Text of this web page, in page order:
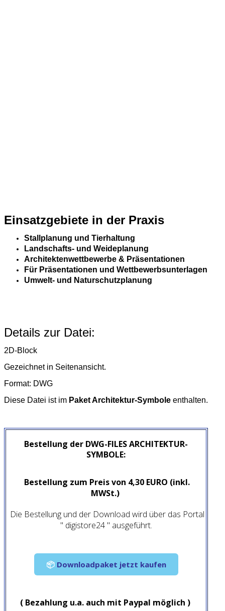
Einsatzgebiete in der Praxis
Stallplanung und Tierhaltung
Landschafts- und Weideplanung
Architektenwettbewerbe & Präsentationen
Für Präsentationen und Wettbewerbsunterlagen
Umwelt- und Naturschutzplanung
Details zur Datei:
2D-Block
Gezeichnet in Seitenansicht.
Format: DWG
Diese Datei ist im Paket Architektur-Symbole enthalten.
Bestellung der DWG-FILES ARCHITEKTUR-
SYMBOLE:
Bestellung zum Preis von 4,30 EURO (inkl.
MWSt.)
Die Bestellung und der Download wird über das Portal
" digistore24 " ausgeführt.
📦Downloadpaket jetzt kaufen
( Bezahlung u.a. auch mit Paypal möglich )